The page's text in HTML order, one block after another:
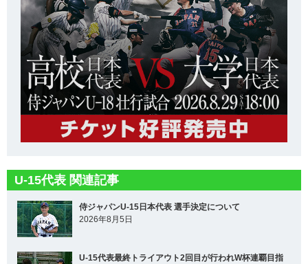
U-15代表 関連記事
侍ジャパンU-15日本代表 選手決定について
2026年8月5日
U-15代表最終トライアウト2回目が行われW杯連覇目指